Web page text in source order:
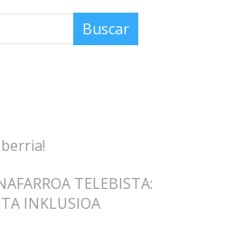
TELEBISTA:
INKLUSIOA